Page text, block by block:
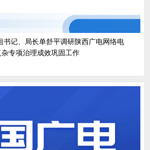
书记、局长单舒平调研陕西广电网络电
专项治理成效巩固工作